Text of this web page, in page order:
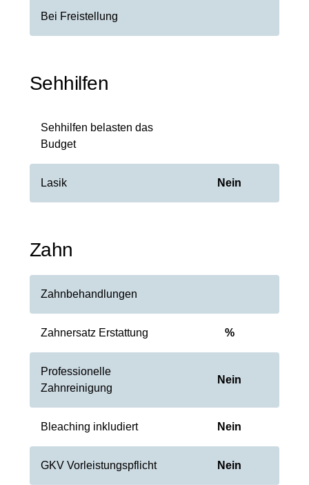
Bei Freistellung
Sehhilfen
Sehhilfen belasten das
Budget
Lasik Nein
Zahn
Zahnbehandlungen
Zahnersatz Erstattung %
Professionelle
Zahnreinigung
Nein
Bleaching inkludiert Nein
GKV Vorleistungspflicht Nein